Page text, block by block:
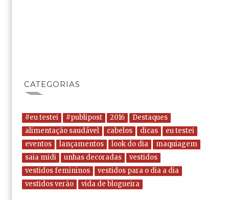
CATEGORIAS
#eu testei #publipost 2016
Destaques
alimentação saudável
cabelos dicas
eu testei
eventos
lançamentos look do dia
maquiagem
saia midi
unhas decoradas
vestidos
vestidos femininos
vestidos para o dia a dia
vestidos verão
vida de blogueira